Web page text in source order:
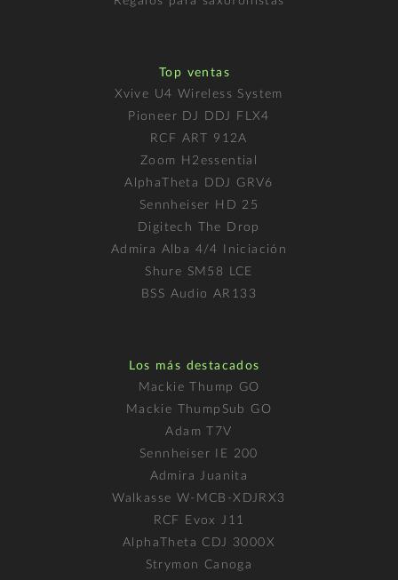
Top ventas
Xvive U4 Wireless System
Pioneer DJ DDJ FLX4
RCF ART 912A
Zoom H2essential
AlphaTheta DDJ GRV6
Sennheiser HD 25
Digitech The Drop
Admira Alba 4/4 Iniciación
Shure SM58 LCE
BSS Audio AR133
Los más destacados
Mackie Thump GO
Mackie ThumpSub GO
Adam T7V
Sennheiser IE 200
Admira Juanita
Walkasse W-MCB-XDJRX3
RCF Evox J11
AlphaTheta CDJ 3000X
Strymon Canoga